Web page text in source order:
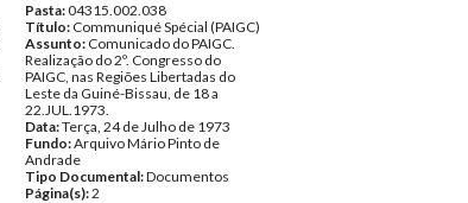
Pasta:04315.002.038
Título: Communiqué Spécial (PAIGC)
Assunto: Comunicado do PAIGC.
Realização do 2º. Congresso do
PAIGC, nas Regiões Libertadas do
Leste da Guiné-Bissau, de 18 a
22.JUL.1973.
Data:Terça, 24 de Julho de 1973
Fundo:Arquivo Mário Pinto de
Andrade
Tipo Documental:Documentos
Página(s):2